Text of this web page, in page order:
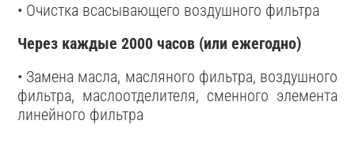
• Очистка всасывающего воздушного фильтра
Через каждые 2000 часов (или ежегодно)
• Замена масла, масляного фильтра, воздушного
фильтра, маслоотделителя, сменного элемента
линейного фильтра